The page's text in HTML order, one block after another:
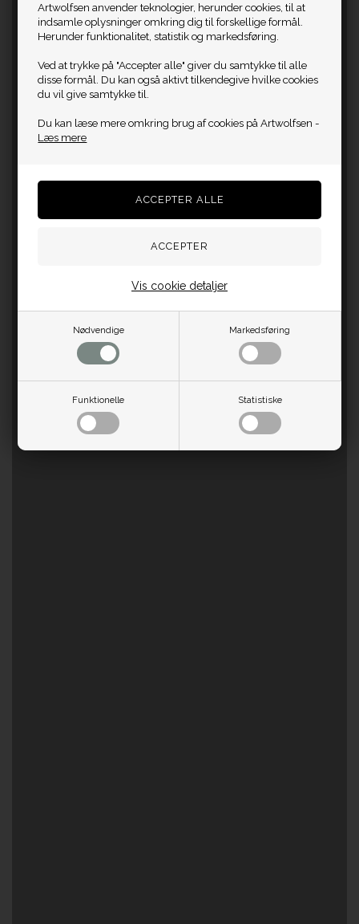
Artwolfsen anvender teknologier, herunder cookies, til at
indsamle oplysninger omkring dig til forskellige formål.
Herunder funktionalitet, statistik og markedsføring.
Ved at trykke på "Accepter alle" giver du samtykke til alle
disse formål. Du kan også aktivt tilkendegive hvilke cookies
du vil give samtykke til.
Du kan læse mere omkring brug af cookies på Artwolfsen -
Læs mere
Nødvendige Markedsføring
Funktionelle Statistiske
Vis cookie detaljer